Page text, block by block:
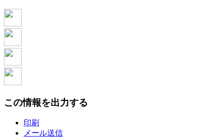
この情報を出力する
印刷
メール送信